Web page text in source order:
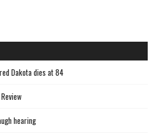
Dakota dies at 84
hearing